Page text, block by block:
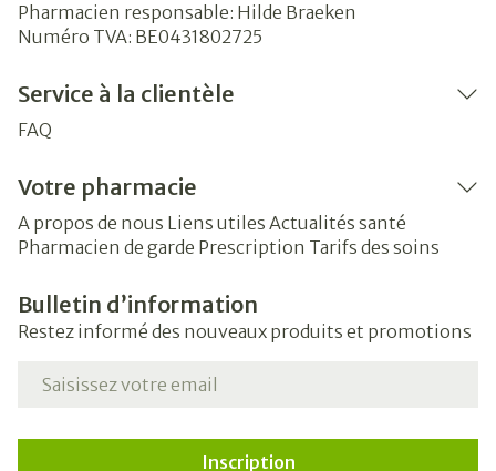
Pharmacien responsable: Hilde Braeken
Numéro TVA: BE0431802725
Service à la clientèle
FAQ
Votre pharmacie
A propos de nous Liens utiles Actualités santé
Pharmacien de garde Prescription Tarifs des soins
Bulletin d’information
Restez informé des nouveaux produits et promotions
Adresse mail
Inscription